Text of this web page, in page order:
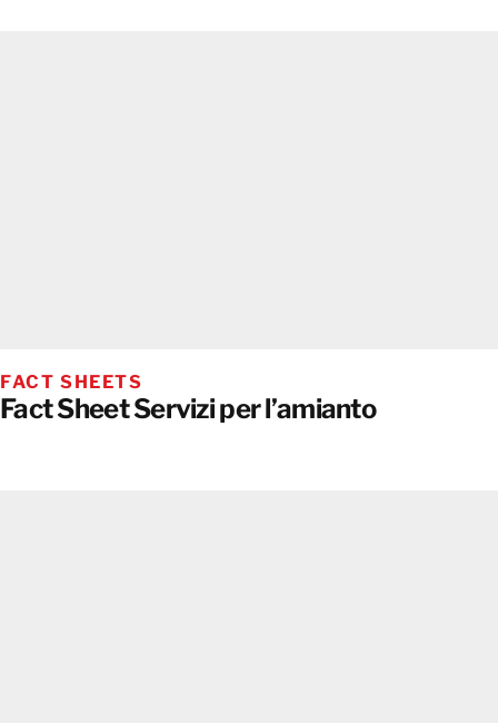
FACT SHEETS
Fact Sheet Servizi per l’amianto